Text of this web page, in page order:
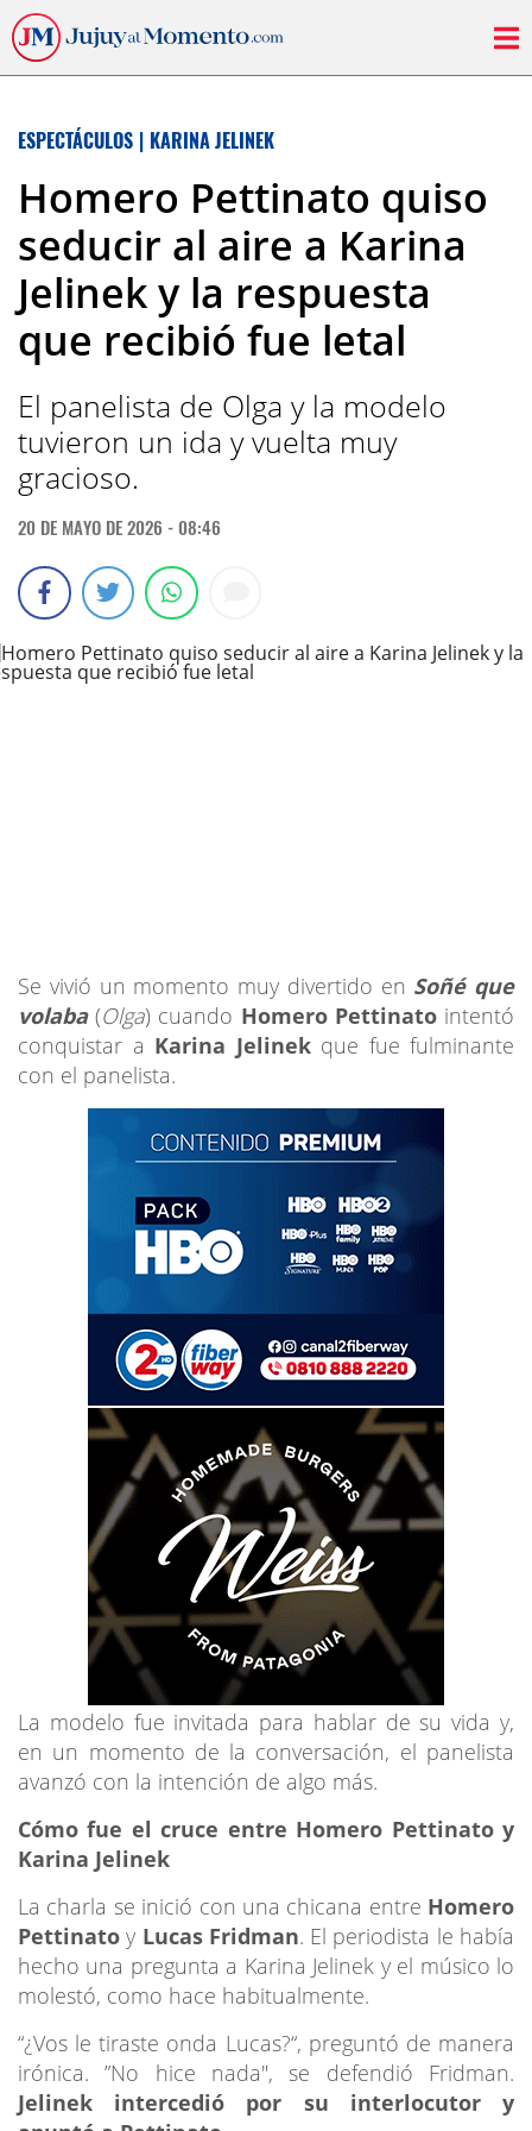
ESPECTÁCULOS | KARINA JELINEK
Homero Pettinato quiso
seducir al aire a Karina
Jelinek y la respuesta
que recibió fue letal
El panelista de Olga y la modelo
tuvieron un ida y vuelta muy
gracioso.
20 DE MAYO DE 2026 - 08:46
Se vivió un momento muy divertido en Soñé que
volaba(Olga) cuando Homero Pettinatointentó
conquistar a Karina Jelinekque fue fulminante
con el panelista.
La modelo fue invitada para hablar de su vida y,
en un momento de la conversación, el panelista
avanzó con la intención de algo más.
Cómo fue el cruce entre Homero Pettinato y
Karina Jelinek
La charla se inició con una chicana entre Homero
Pettinato y Lucas Fridman. El periodista le había
hecho una pregunta a Karina Jelinek y el músico lo
molestó, como hace habitualmente.
“¿Vos le tiraste onda Lucas?“, preguntó de manera
irónica. ”No hice nada", se defendió Fridman.
Jelinek intercedió por su interlocutor y